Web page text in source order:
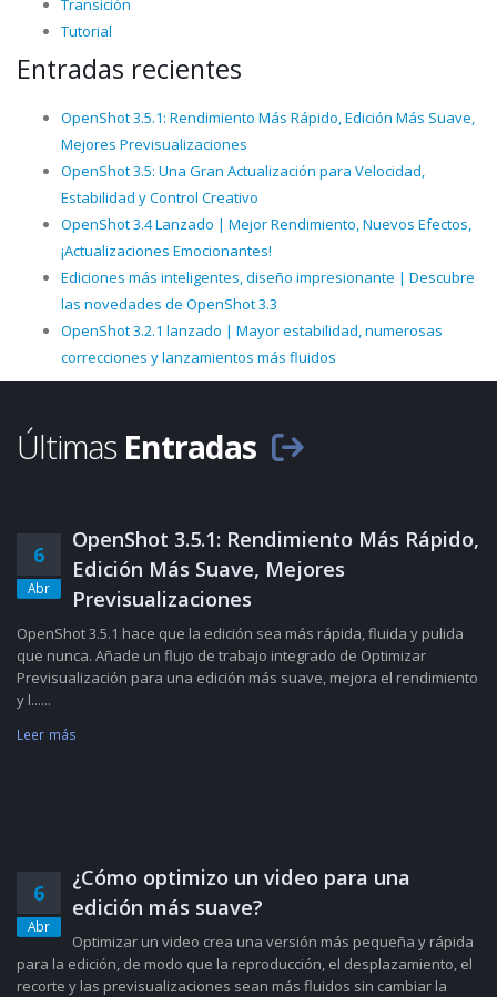
Transición
Tutorial
Entradas recientes
OpenShot 3.5.1: Rendimiento Más Rápido, Edición Más Suave,
Mejores Previsualizaciones
OpenShot 3.5: Una Gran Actualización para Velocidad,
Estabilidad y Control Creativo
OpenShot 3.4 Lanzado | Mejor Rendimiento, Nuevos Efectos,
¡Actualizaciones Emocionantes!
Ediciones más inteligentes, diseño impresionante | Descubre
las novedades de OpenShot 3.3
OpenShot 3.2.1 lanzado | Mayor estabilidad, numerosas
correcciones y lanzamientos más fluidos
Últimas Entradas
6
Abr
OpenShot 3.5.1: Rendimiento Más Rápido,
Edición Más Suave, Mejores
Previsualizaciones
OpenShot 3.5.1 hace que la edición sea más rápida, fluida y pulida
que nunca. Añade un flujo de trabajo integrado de Optimizar
Previsualización para una edición más suave, mejora el rendimiento
y l......
Leer más
6
Abr
¿Cómo optimizo un video para una
edición más suave?
Optimizar un video crea una versión más pequeña y rápida
para la edición, de modo que la reproducción, el desplazamiento, el
recorte y las previsualizaciones sean más fluidos sin cambiar la